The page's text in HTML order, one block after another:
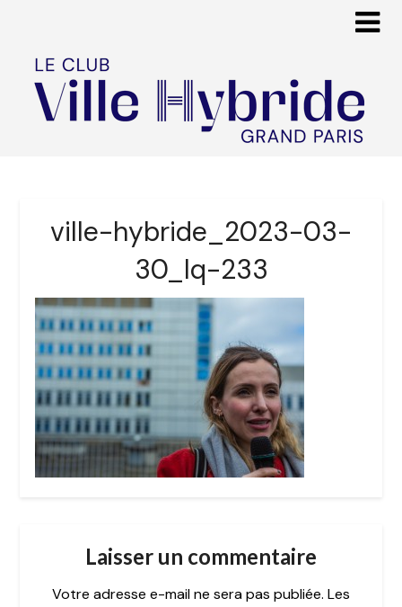
ville-hybride_2023-03-
30_lq-233
Laisser un commentaire
Votre adresse e-mail ne sera pas publiée. Les